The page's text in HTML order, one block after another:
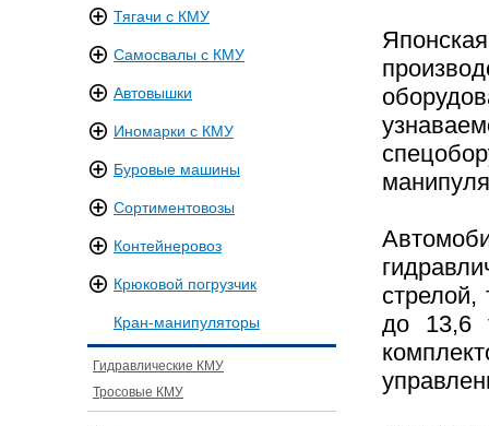
Тягачи с КМУ
Самосвалы с КМУ
Автовышки
Иномарки с КМУ
Буровые машины
Сортиментовозы
Контейнеровоз
Крюковой погрузчик
Кран-манипуляторы
Гидравлические КМУ
Тросовые КМУ
стрелой,
до 13,6